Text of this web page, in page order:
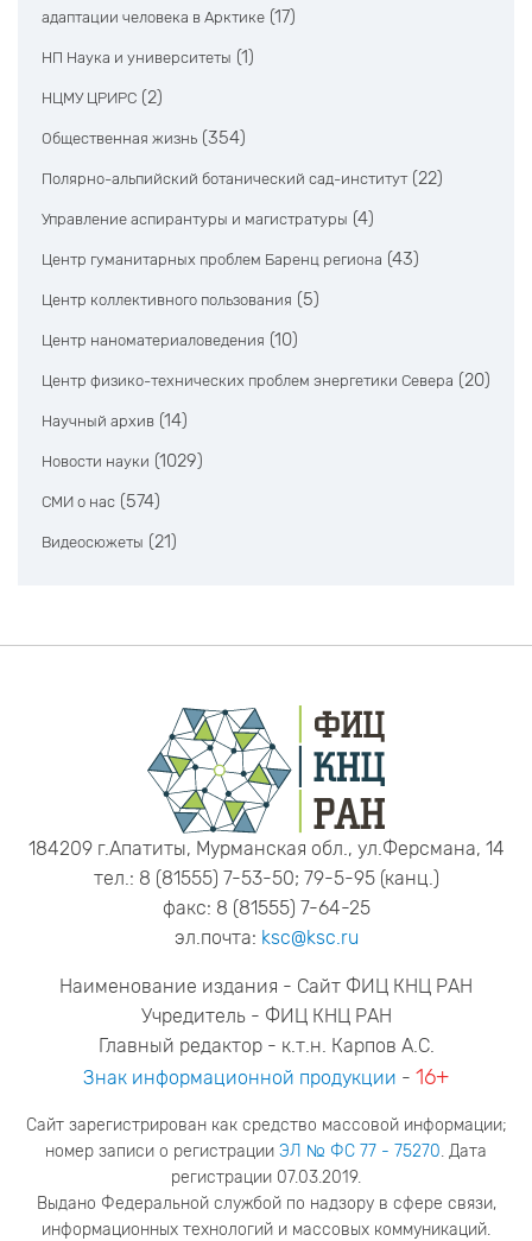
адаптации человека в Арктике (17)
НП Наука и университеты (1)
НЦМУ ЦРИРС (2)
Общественная жизнь (354)
Полярно-альпийский ботанический сад-институт (22)
Управление аспирантуры и магистратуры (4)
Центр гуманитарных проблем Баренц региона (43)
Центр коллективного пользования (5)
Центр наноматериаловедения (10)
Центр физико-технических проблем энергетики Севера (20)
Научный архив (14)
Новости науки (1029)
СМИ о нас (574)
Видеосюжеты (21)
184209 г.Апатиты, Мурманская обл., ул.Ферсмана, 14
тел.: 8 (81555) 7-53-50; 79-5-95 (канц.)
факс: 8 (81555) 7-64-25
эл.почта: ksc@ksc.ru
Наименование издания - Сайт ФИЦ КНЦ РАН
Учредитель - ФИЦ КНЦ РАН
Главный редактор - к.т.н. Карпов А.С.
Знак информационной продукции - 16+
Сайт зарегистрирован как средство массовой информации;
номер записи о регистрации ЭЛ № ФС 77 - 75270. Дата
регистрации 07.03.2019.
Выдано Федеральной службой по надзору в сфере связи,
информационных технологий и массовых коммуникаций.